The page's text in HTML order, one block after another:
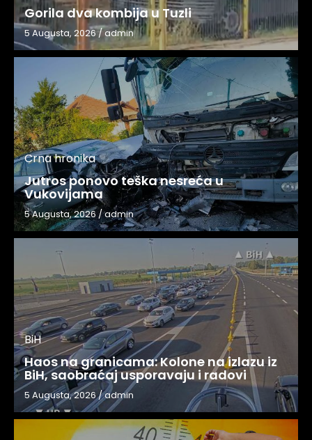
Gorila dva kombija u Tuzli
5 Augusta, 2026/admin
Crna hronika
Jutros ponovo teška nesreća u
Vukovijama
5 Augusta, 2026/admin
BiH
Haos na granicama: Kolone na izlazu iz
BiH, saobraćaj usporavaju i radovi
5 Augusta, 2026/admin